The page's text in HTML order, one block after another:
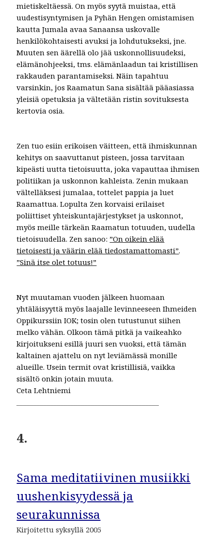
mietiskeltäessä. On myös syytä muistaa, että
uudestisyntymisen ja Pyhän Hengen omistamisen
kautta Jumala avaa Sanaansa uskovalle
henkilökohtaisesti avuksi ja lohdutukseksi, jne.
Muuten sen äärellä olo jää uskonnollisuudeksi,
elämänohjeeksi, tms. elämänlaadun tai kristillisen
rakkauden parantamiseksi. Näin tapahtuu
varsinkin, jos Raamatun Sana sisältää pääasiassa
yleisiä opetuksia ja vältetään ristin sovituksesta
kertovia osia.
Zen tuo esiin erikoisen väitteen, että ihmiskunnan
kehitys on saavuttanut pisteen, jossa tarvitaan
kipeästi uutta tietoisuutta, joka vapauttaa ihmisen
politiikan ja uskonnon kahleista. Zenin mukaan
vältelläksesi jumalaa, tottelet pappia ja luet
Raamattua. Lopulta Zen korvaisi erilaiset
poliittiset yhteiskuntajärjestykset ja uskonnot,
myös meille tärkeän Raamatun totuuden, uudella
tietoisuudella. Zen sanoo:”On oikein elää
tietoisesti ja väärin elää tiedostamattomasti”.
”Sinä itse olet totuus!”
Nyt muutaman vuoden jälkeen huomaan
yhtäläisyyttä myös laajalle levinneeseen Ihmeiden
Oppikurssiin IOK; tosin olen tutustunut siihen
melko vähän. Olkoon tämä pitkä ja vaikeahko
kirjoitukseni esillä juuri sen vuoksi, että tämän
kaltainen ajattelu on nyt leviämässä monille
alueille. Usein termit ovat kristillisiä, vaikka
sisältö onkin jotain muuta.
Ceta Lehtniemi
4.
Sama meditatiivinen musiikki
uushenkisyydessä ja
seurakunnissa
Kirjoitettu syksyllä 2005